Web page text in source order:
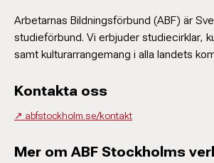
Arbetarnas Bildningsförbund (ABF) är
studieförbund. Vi erbjuder studiecirklar,
samt kulturarrangemang i alla landets
Kontakta oss
↗️ abfstockholm.se/kontakt
Mer om ABF Stockholms